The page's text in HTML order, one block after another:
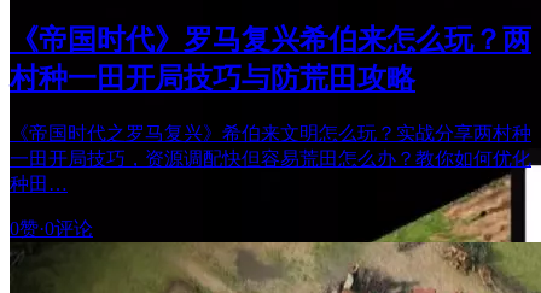
《帝国时代》罗马复兴希伯来怎么玩？两
村种一田开局技巧与防荒田攻略
《帝国时代之罗马复兴》希伯来文明怎么玩？实战分享两村种
一田开局技巧，资源调配快但容易荒田怎么办？教你如何优化
种田…
0赞·0评论